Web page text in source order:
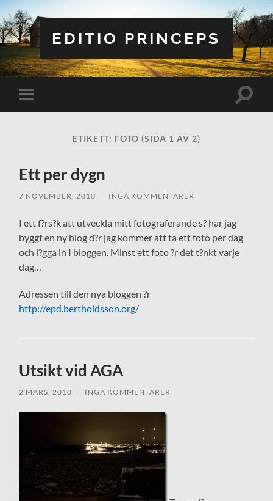
EDITIO PRINCEPS
Slå
på/av
Slå
ETIKETT: FOTO (SIDA 1 AV 2)
Ett per dygn
7 NOVEMBER, 2010 INGA KOMMENTARER
I ett f?rs?k att utveckla mitt fotograferande s? har jag
byggt en ny blog d?r jag kommer att ta ett foto per dag
och l?gga in I bloggen. Minst ett foto ?r det t?nkt varje
dag…
Adressen till den nya bloggen ?r
http://epd.bertholdsson.org/
Utsikt vid AGA
2 MARS, 2010 INGA KOMMENTARER